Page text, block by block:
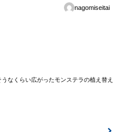
nagomiseitai
うなくらい広がったモンステラの植え替え